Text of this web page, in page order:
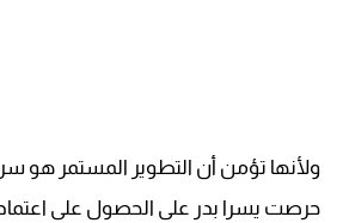
ولأنها تؤمن أن التطوير المستمر هو سر
حرصت يسرا بدر على الحصول على